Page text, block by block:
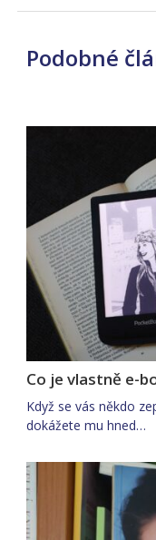
Podobné
Co je vlastně e-
Když se vás někdo
dokážete mu hned…